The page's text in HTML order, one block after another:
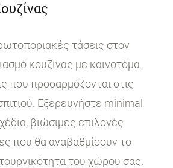
τάσεις στον
κουζίνας με καινοτόμα
που προσαρμόζονται στις
Εξερευνήστε minimal
βιώσιμες επιλογές
που θα αναβαθμίσουν το
του χώρου σας.